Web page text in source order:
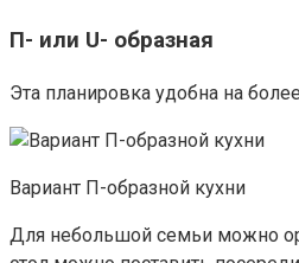
П- или U- образная
Эта планировка удобна на
Вариант П-образной кухни
Для небольшой семьи можно